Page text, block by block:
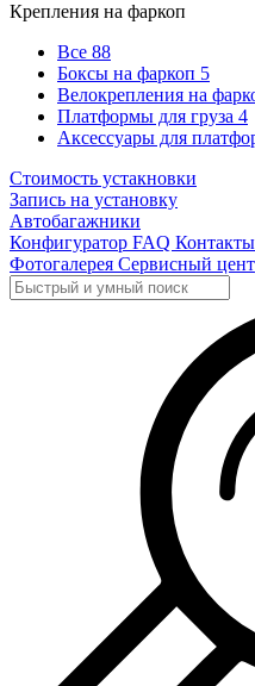
Крепления на фаркоп
Все 88
Боксы на фаркоп 5
Велокрепления на
Платформы для груза 4
Аксессуары для
Стоимость устакновки
Запись на установку
Автобагажники
Конфигуратор FAQ Контакты
Фотогалерея Сервисный